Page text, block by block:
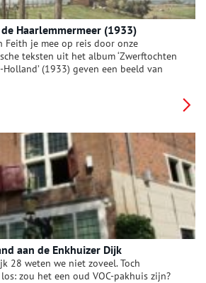
Haarlemmermeer (1933)
Feith je mee op reis door onze
teksten uit het album ‘Zwerftochten
(1933) geven een beeld van
aan de Enkhuizer Dijk
28 weten we niet zoveel. Toch
zou het een oud VOC-pakhuis zijn?